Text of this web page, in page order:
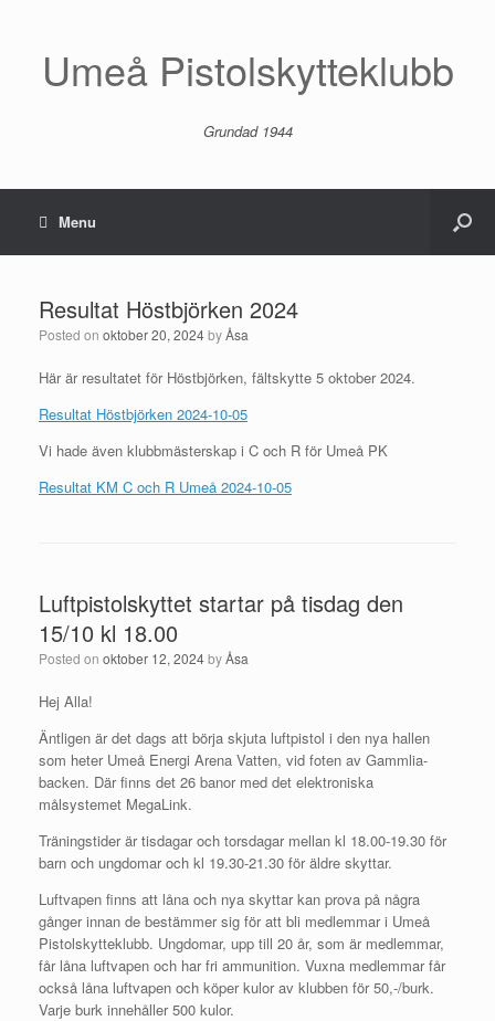
Umeå Pistolskytteklubb
Grundad 1944
Menu
Resultat Höstbjörken 2024
Posted on oktober 20, 2024byÅsa
Här är resultatet för Höstbjörken, fältskytte 5 oktober 2024.
Resultat Höstbjörken 2024-10-05
Vi hade även klubbmästerskap i C och R för Umeå PK
Resultat KM C och R Umeå 2024-10-05
Luftpistolskyttet startar på tisdag den
15/10 kl 18.00
Posted on oktober 12, 2024byÅsa
Hej Alla!
Äntligen är det dags att börja skjuta luftpistol i den nya hallen
som heter Umeå Energi Arena Vatten, vid foten av Gammlia-
backen. Där finns det 26 banor med det elektroniska
målsystemet MegaLink.
Träningstider är tisdagar och torsdagar mellan kl 18.00-19.30 för
barn och ungdomar och kl 19.30-21.30 för äldre skyttar.
Luftvapen finns att låna och nya skyttar kan prova på några
gånger innan de bestämmer sig för att bli medlemmar i Umeå
Pistolskytteklubb. Ungdomar, upp till 20 år, som är medlemmar,
får låna luftvapen och har fri ammunition. Vuxna medlemmar får
också låna luftvapen och köper kulor av klubben för 50,-/burk.
Varje burk innehåller 500 kulor.